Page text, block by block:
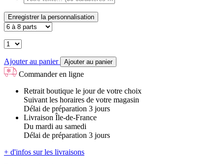
Enregistrer la personnalisation
Ajouter au panier Ajouter au panier
Commander en ligne
Retrait boutique le jour de votre choix
Suivant les horaires de votre magasin
Délai de préparation 3 jours
Livraison Île-de-France
Du mardi au samedi
Délai de préparation 3 jours
+ d'infos sur les livraisons